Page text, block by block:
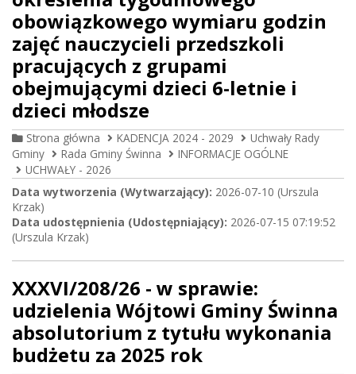
obowiązkowego wymiaru godzin
zajęć nauczycieli przedszkoli
pracujących z grupami
obejmującymi dzieci 6-letnie i
dzieci młodsze
Strona główna KADENCJA 2024 - 2029
Uchwały Rady
Gminy
Rada Gminy Świnna
INFORMACJE OGÓLNE
UCHWAŁY - 2026
Data wytworzenia (Wytwarzający): 2026-07-10 (Urszula
Krzak)
Data udostępnienia (Udostępniający): 2026-07-15 07:19:52
(Urszula Krzak)
XXXVI/208/26 - w sprawie:
udzielenia Wójtowi Gminy Świnna
absolutorium z tytułu wykonania
budżetu za 2025 rok